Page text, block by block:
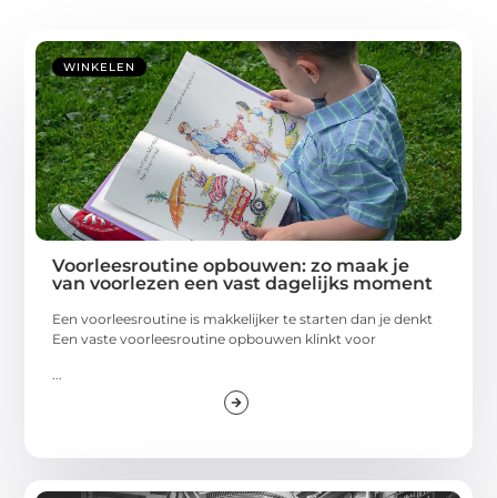
WINKELEN
Voorleesroutine opbouwen: zo maak je
van voorlezen een vast dagelijks moment
Een voorleesroutine is makkelijker te starten dan je denkt
Een vaste voorleesroutine opbouwen klinkt voor
...